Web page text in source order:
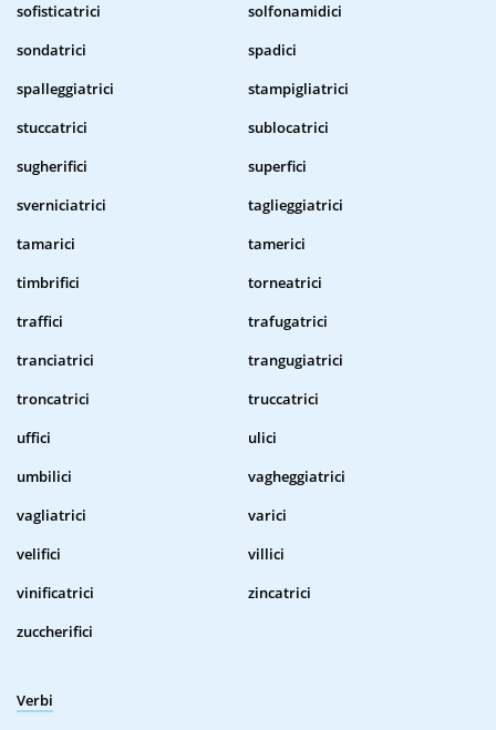
sofisticatrici
solfonamidici
sondatrici
spadici
spalleggiatrici
stampigliatrici
stuccatrici
sublocatrici
sugherifici
superfici
sverniciatrici
taglieggiatrici
tamarici
tamerici
timbrifici
torneatrici
traffici
trafugatrici
tranciatrici
trangugiatrici
troncatrici
truccatrici
uffici
ulici
umbilici
vagheggiatrici
vagliatrici
varici
velifici
villici
vinificatrici
zincatrici
zuccherifici
Verbi